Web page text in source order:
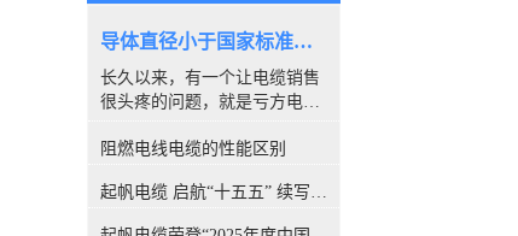
的位、全球认证机构的**。经
所撰写的报告，是具有权威性
的。下面进入主题，看看这份
导体的【标称】截面积标称截
面积：是指产品标准中*的量
值并经常用于表格之中，标称
值引申出的量值通常须在规定
导体直径小于国家标准，算是非标电缆吗？
长久以来，有一个让电缆销售
很头疼的问题，就是亏方电
为很多客户都喜欢量电缆导体
合格。所以很多人讨论，铜丝
直径小于国家标准的算非标
阻燃电线电缆的性能区别
起帆电缆 启航“十五五” 续写新篇章